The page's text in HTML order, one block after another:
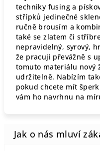
techniky fusing a
střípků jedinečné
ručně brousím a
také se zlatem či
nepravidelný, syrový,
že pracuji převážně s
tomuto materiálu nový
udržitelně. Nabízím
pokud chcete mít
vám ho navrhnu na